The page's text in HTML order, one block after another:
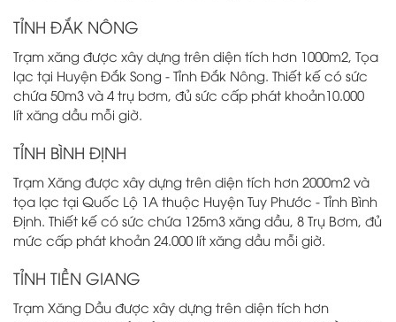
TỈNH ĐẮK NÔNG
Trạm xăng được xây dựng trên diện tích hơn 1000m2, Tọa
lạc tại Huyện Đắk Song - Tỉnh Đắk Nông. Thiết kế có sức
chứa 50m3 và 4 trụ bơm, đủ sức cấp phát khoản10.000
lít xăng dầu mỗi giờ.
TỈNH BÌNH ĐỊNH
Trạm Xăng được xây dựng trên diện tích hơn 2000m2 và
tọa lạc tại Quốc Lộ 1A thuộc Huyện Tuy Phước - Tỉnh Bình
Định. Thiết kế có sức chứa 125m3 xăng dầu, 8 Trụ Bơm, đủ
mức cấp phát khoản 24.000 lít xăng dầu mỗi giờ.
TỈNH TIỀN GIANG
Trạm Xăng Dầu được xây dựng trên diện tích hơn